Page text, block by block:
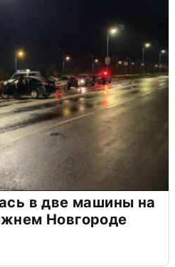
в две машины на
Новгороде